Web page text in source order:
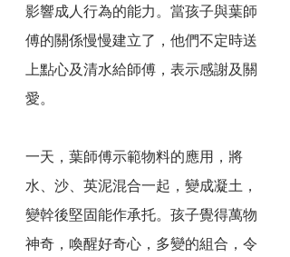
影響成人行為的能力。當孩子與葉師
傅的關係慢慢建立了，他們不定時送
上點心及清水給師傅，表示感謝及關
愛。
一天，葉師傅示範物料的應用，將
水、沙、英泥混合一起，變成凝土，
變幹後堅固能作承托。孩子覺得萬物
神奇，喚醒好奇心，多變的組合，令